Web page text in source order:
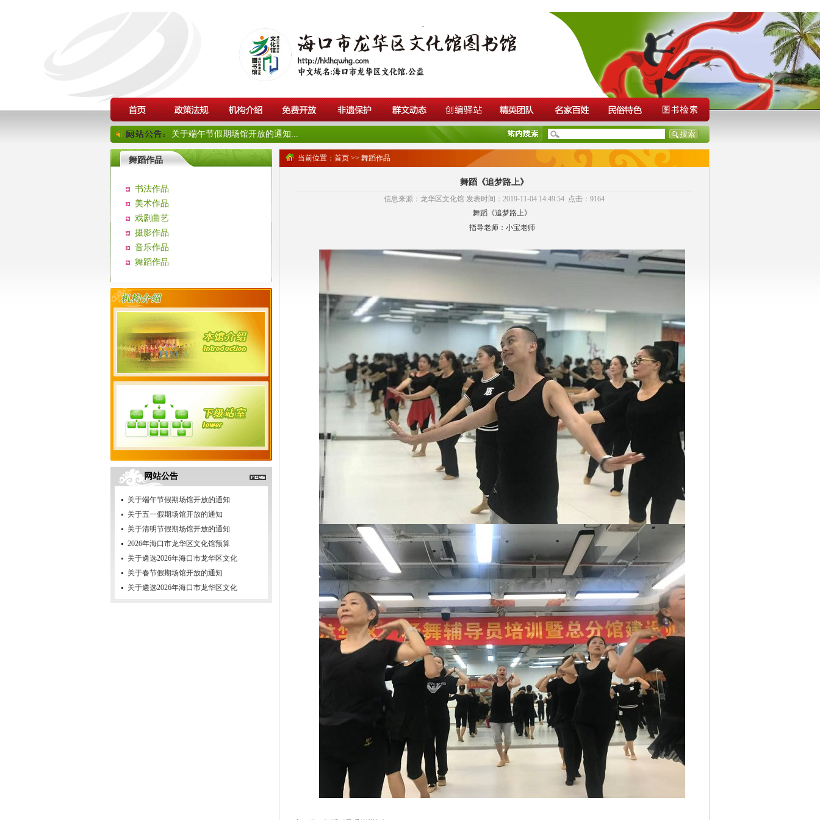
关于端午节假期场馆开放的通知...
舞蹈作品
书法作品
美术作品
戏剧曲艺
摄影作品
音乐作品
舞蹈作品
网站公告
关于端午节假期场馆开放的通知
关于五一假期场馆开放的通知
关于清明节假期场馆开放的通知
2026年海口市龙华区文化馆预算
关于遴选2026年海口市龙华区文化
关于春节假期场馆开放的通知
关于遴选2026年海口市龙华区文化
当前位置： 首页 >> 舞蹈作品
舞蹈《追梦路上》
信息来源：龙华区文化馆 发表时间：2019-11-04 14:49:54 点击：9164
舞蹈《追梦路上》
指导老师：小宝老师